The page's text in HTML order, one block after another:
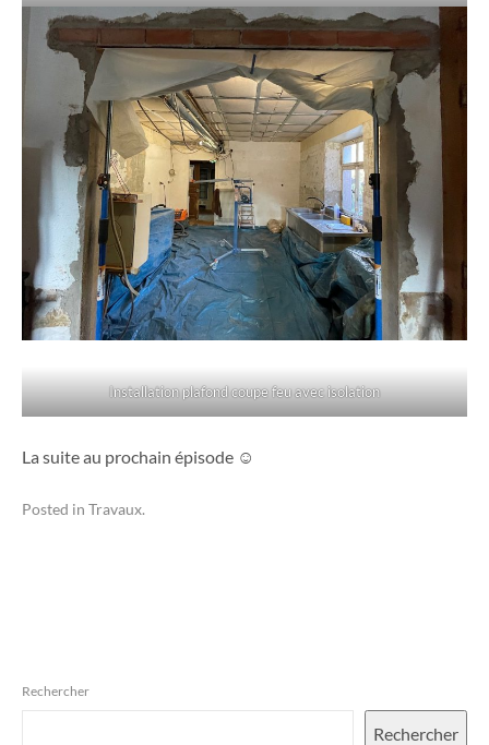
Installation plafond coupe feu avec isolation
La suite au prochain épisode ☺️
Posted in Travaux.
Rechercher
Rechercher